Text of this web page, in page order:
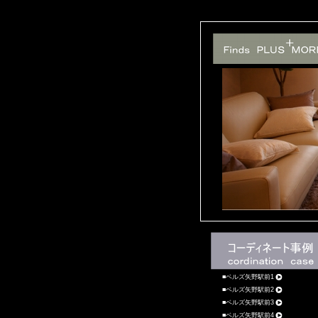
ベルズ矢野駅前1
ベルズ矢野駅前2
ベルズ矢野駅前3
ベルズ矢野駅前4